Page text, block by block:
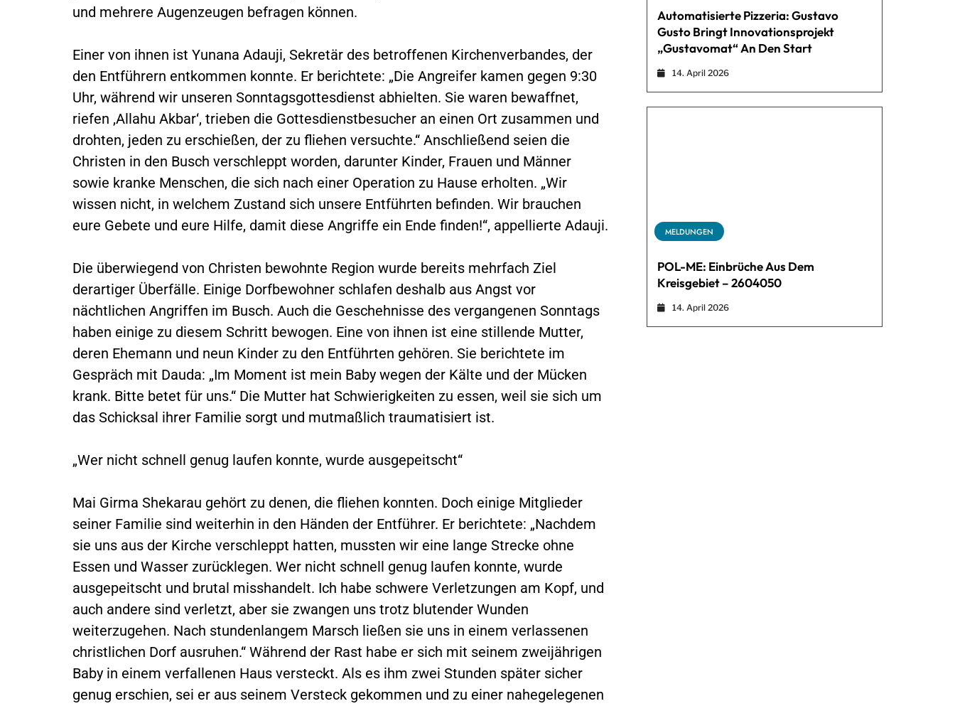
und mehrere Augenzeugen befragen können.
Einer von ihnen ist Yunana Adauji, Sekretär des betroffenen Kirchenverbandes, der
den Entführern entkommen konnte. Er berichtete: „Die Angreifer kamen gegen 9:30
Uhr, während wir unseren Sonntagsgottesdienst abhielten. Sie waren bewaffnet,
riefen ‚Allahu Akbar‘, trieben die Gottesdienstbesucher an einen Ort zusammen und
drohten, jeden zu erschießen, der zu fliehen versuchte.“ Anschließend seien die
Christen in den Busch verschleppt worden, darunter Kinder, Frauen und Männer
sowie kranke Menschen, die sich nach einer Operation zu Hause erholten. „Wir
wissen nicht, in welchem Zustand sich unsere Entführten befinden. Wir brauchen
eure Gebete und eure Hilfe, damit diese Angriffe ein Ende finden!“, appellierte Adauji.
Die überwiegend von Christen bewohnte Region wurde bereits mehrfach Ziel
derartiger Überfälle. Einige Dorfbewohner schlafen deshalb aus Angst vor
nächtlichen Angriffen im Busch. Auch die Geschehnisse des vergangenen Sonntags
haben einige zu diesem Schritt bewogen. Eine von ihnen ist eine stillende Mutter,
deren Ehemann und neun Kinder zu den Entführten gehören. Sie berichtete im
Gespräch mit Dauda: „Im Moment ist mein Baby wegen der Kälte und der Mücken
krank. Bitte betet für uns.“ Die Mutter hat Schwierigkeiten zu essen, weil sie sich um
das Schicksal ihrer Familie sorgt und mutmaßlich traumatisiert ist.
„Wer nicht schnell genug laufen konnte, wurde ausgepeitscht“
Mai Girma Shekarau gehört zu denen, die fliehen konnten. Doch einige Mitglieder
seiner Familie sind weiterhin in den Händen der Entführer. Er berichtete: „Nachdem
sie uns aus der Kirche verschleppt hatten, mussten wir eine lange Strecke ohne
Essen und Wasser zurücklegen. Wer nicht schnell genug laufen konnte, wurde
ausgepeitscht und brutal misshandelt. Ich habe schwere Verletzungen am Kopf, und
auch andere sind verletzt, aber sie zwangen uns trotz blutender Wunden
weiterzugehen. Nach stundenlangem Marsch ließen sie uns in einem verlassenen
christlichen Dorf ausruhen.“ Während der Rast habe er sich mit seinem zweijährigen
Baby in einem verfallenen Haus versteckt. Als es ihm zwei Stunden später sicher
genug erschien, sei er aus seinem Versteck gekommen und zu einer nahegelegenen
Automatisierte Pizzeria: Gustavo
Gusto Bringt Innovationsprojekt
„Gustavomat“ An Den Start
14. April 2026
MELDUNGEN
POL-ME: Einbrüche Aus Dem
Kreisgebiet – 2604050
14. April 2026